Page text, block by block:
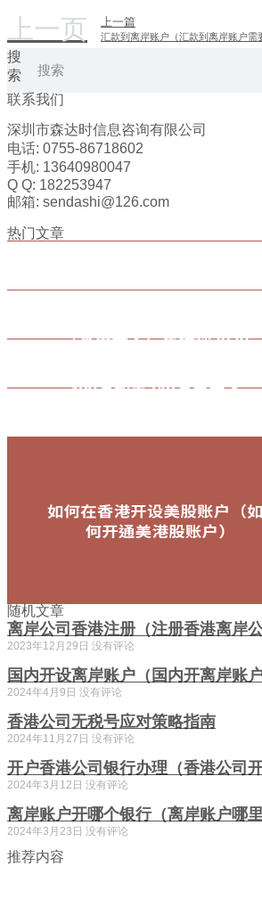
上一页 上一篇
汇款到离岸账户（汇款到离岸账户需
搜
索
联系我们
深圳市森达时信息咨询有限公司
电话: 0755-86718602
手机: 13640980047
Q Q: 182253947
邮箱: sendashi@126.com
热门文章
随机文章
离岸公司香港注册（注册香港离岸公
2023年12月29日 没有评论
国内开设离岸账户（国内开离岸账户
2024年4月9日 没有评论
香港公司无税号应对策略指南
2024年11月27日 没有评论
开户香港公司银行办理（香港公司
2024年3月12日 没有评论
离岸账户开哪个银行（离岸账户哪里
2024年3月23日 没有评论
推荐内容